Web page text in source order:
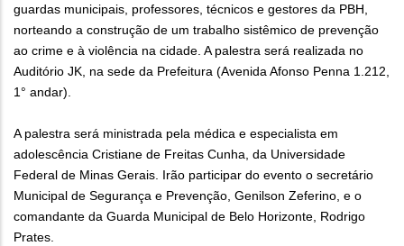
guardas municipais, professores, técnicos e gestores da PBH,
norteando a construção de um trabalho sistêmico de prevenção
ao crime e à violência na cidade. A palestra será realizada no
Auditório JK, na sede da Prefeitura (Avenida Afonso Penna 1.212,
1° andar).
A palestra será ministrada pela médica e especialista em
adolescência Cristiane de Freitas Cunha, da Universidade
Federal de Minas Gerais. Irão participar do evento o secretário
Municipal de Segurança e Prevenção, Genilson Zeferino, e o
comandante da Guarda Municipal de Belo Horizonte, Rodrigo
Prates.